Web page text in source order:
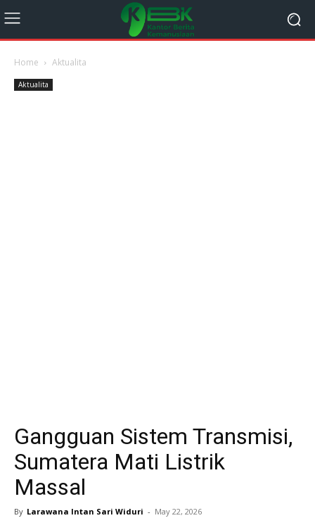
Home Aktualita
Aktualita
Gangguan Sistem Transmisi,
Sumatera Mati Listrik
Massal
By Larawana Intan Sari Widuri - May 22, 2026